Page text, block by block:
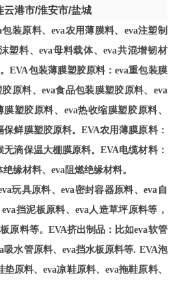
云港市/淮安市/盐城
包装原料、eva农用薄膜料、eva注塑制
塑料、eva母料载体、eva共混增韧材
EVA包装薄膜塑胶原料：eva重包装膜
原料、eva食品包装膜塑胶原料、eva
塑胶原料、eva热收缩膜塑胶原料、
保鲜膜塑胶原料。EVA农用薄膜原料：
无滴保温大棚膜原料。EVA电缆材料：
缘材料、eva阻燃绝缘材料。
玩具原料、eva密封容器原料、eva自
挡泥板原料、eva人造草坪原料等，
原料等。EVA挤出制品：比如eva软管
吸水管原料、eva挡水板原料等. EVA泡
原料、eva凉鞋原料、eva拖鞋原料、